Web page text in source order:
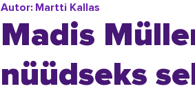
Autor: Martti Kallas
Madis
nüüdseks